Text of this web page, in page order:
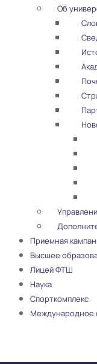
Об
Приемная
Высшее
Лицей ФТШ
Наука
Спорткомплекс
Международное